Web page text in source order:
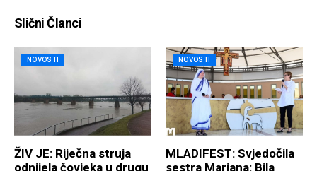
Slični Članci
NOVOSTI
ŽIV JE: Riječna struja
odnijela čovjeka u drugu
NOVOSTI
MLADIFEST: Svjedočila
sestra Mariana: Bila